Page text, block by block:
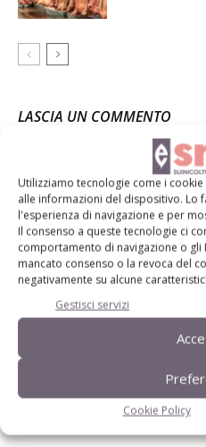
Utilizziamo tecnologie come i
alle informazioni del dispositivo. Lo
l'esperienza di navigazione e per
Il consenso a queste tecnologie ci
comportamento di navigazione o gli
mancato consenso o la revoca del
negativamente su alcune
Gestisci servizi
Cookie Policy
LASCIA UN COMMENTO